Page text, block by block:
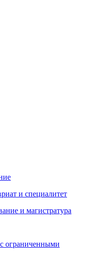
и специалитет
и магистратура
ограниченными